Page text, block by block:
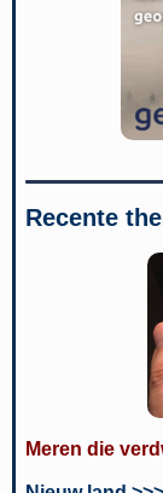
Recente
Meren die